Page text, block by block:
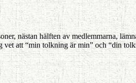
nästan hälften av medlemmarna,
att “min tolkning är min” och “din